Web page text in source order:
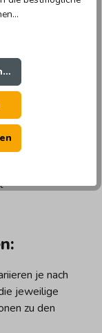
Produkte
die
und Viren
und
je nach
jeweilige
zu den